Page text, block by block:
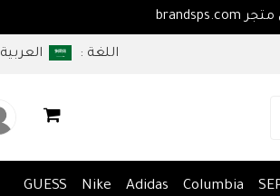
اهلا بكم في متجر brandsps.com
اللغة : العربية
Columbia
Adidas
Nike
GUESS